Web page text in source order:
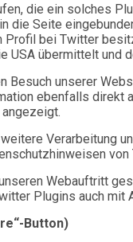
die ein solches
die Seite
Profil bei Twitter
USA übermittelt und
unserer
ebenfalls
Verarbeitung
Webauftritt
Plugins auch
Button)